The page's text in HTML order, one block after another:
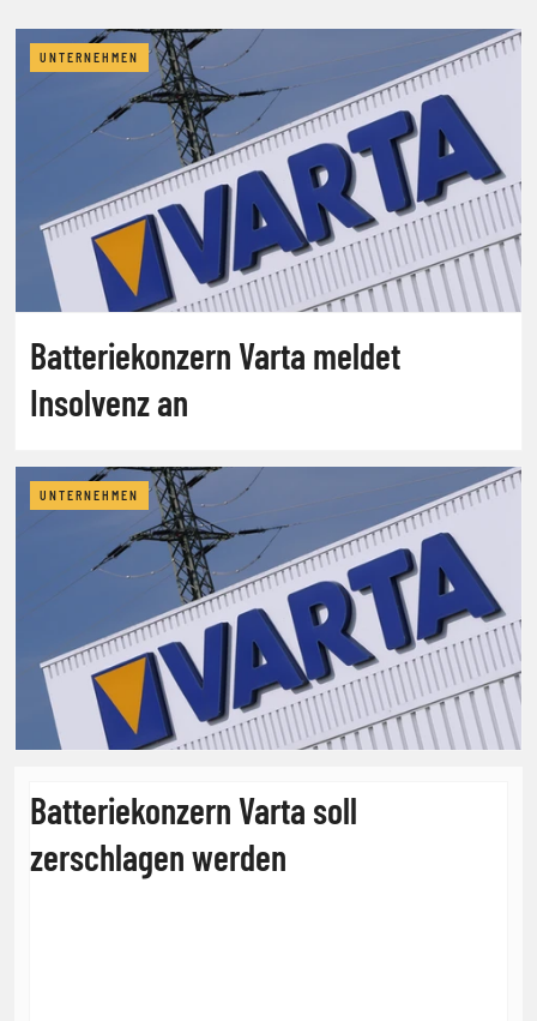
UNTERNEHMEN
Batteriekonzern Varta meldet
Insolvenz an
UNTERNEHMEN
Batteriekonzern Varta soll
zerschlagen werden